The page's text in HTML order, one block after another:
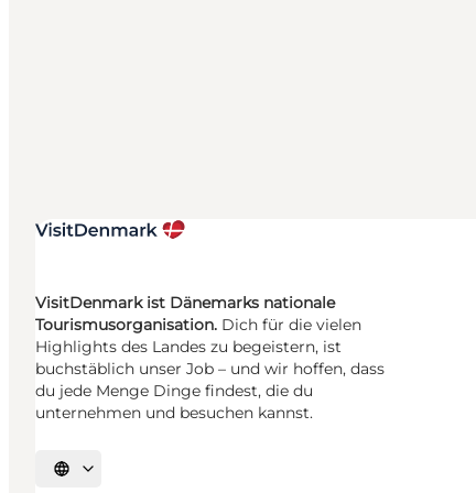
VisitDenmark ist Dänemarks nationale
Tourismusorganisation. Dich für die vielen
Highlights des Landes zu begeistern, ist
buchstäblich unser Job – und wir hoffen, dass
du jede Menge Dinge findest, die du
unternehmen und besuchen kannst.
Sprache auswählen